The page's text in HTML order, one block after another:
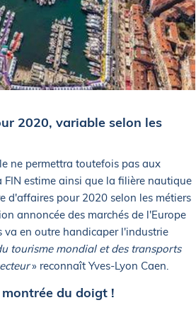
2020, variable selon les
ne permettra toutefois pas aux
estime ainsi que la filière nautique
d'affaires pour 2020 selon les métiers
annoncée des marchés de l'Europe
va en outre handicaper l'industrie
tourisme mondial et des transports
» reconnaît Yves-Lyon Caen.
du doigt !